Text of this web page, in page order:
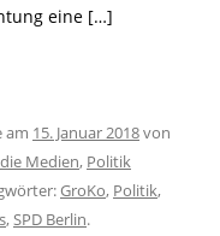
eine […]
am 15. Januar 2018von
Medien, Politik
GroKo, Politik,
,SPD Berlin.